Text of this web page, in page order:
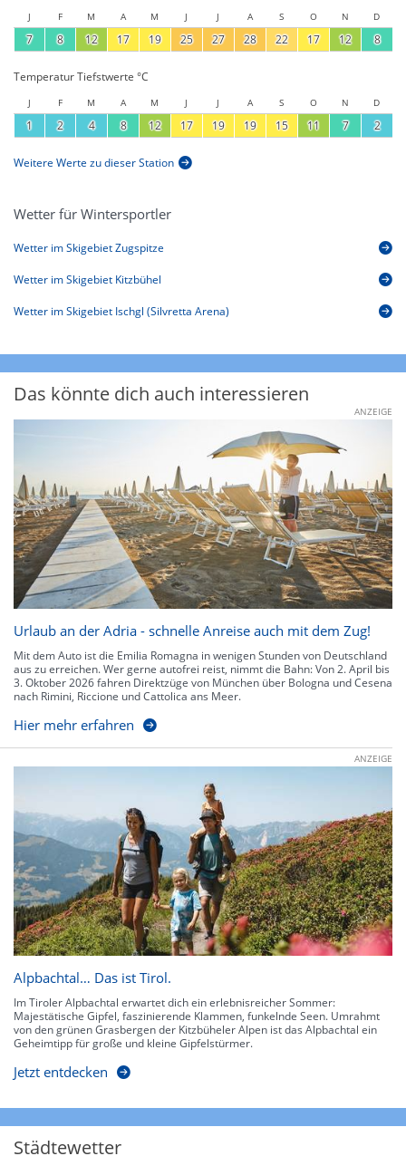
J F M A M J J A S O N D
7 8 12 17 19 25 27 28 22 17 12 8
Temperatur Tiefstwerte °C
J F M A M J J A S O N D
1 2 4 8 12 17 19 19 15 11 7 2
Weitere Werte zu dieser Station
Wetter für Wintersportler
Wetter im Skigebiet Zugspitze
Wetter im Skigebiet Kitzbühel
Wetter im Skigebiet Ischgl (Silvretta Arena)
Das könnte dich auch interessieren
ANZEIGE
Urlaub an der Adria - schnelle Anreise auch mit dem Zug!
Mit dem Auto ist die Emilia Romagna in wenigen Stunden von Deutschland
aus zu erreichen. Wer gerne autofrei reist, nimmt die Bahn: Von 2. April bis
3. Oktober 2026 fahren Direktzüge von München über Bologna und Cesena
nach Rimini, Riccione und Cattolica ans Meer.
Hier mehr erfahren
ANZEIGE
Alpbachtal… Das ist Tirol.
Im Tiroler Alpbachtal erwartet dich ein erlebnisreicher Sommer:
Majestätische Gipfel, faszinierende Klammen, funkelnde Seen. Umrahmt
von den grünen Grasbergen der Kitzbüheler Alpen ist das Alpbachtal ein
Geheimtipp für große und kleine Gipfelstürmer.
Jetzt entdecken
Städtewetter